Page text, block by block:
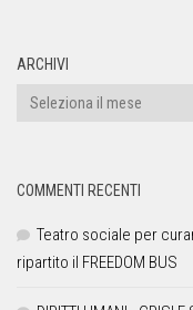
ARCHIVI
COMMENTI RECENTI
Teatro sociale per
ripartito il FREEDOM BUS